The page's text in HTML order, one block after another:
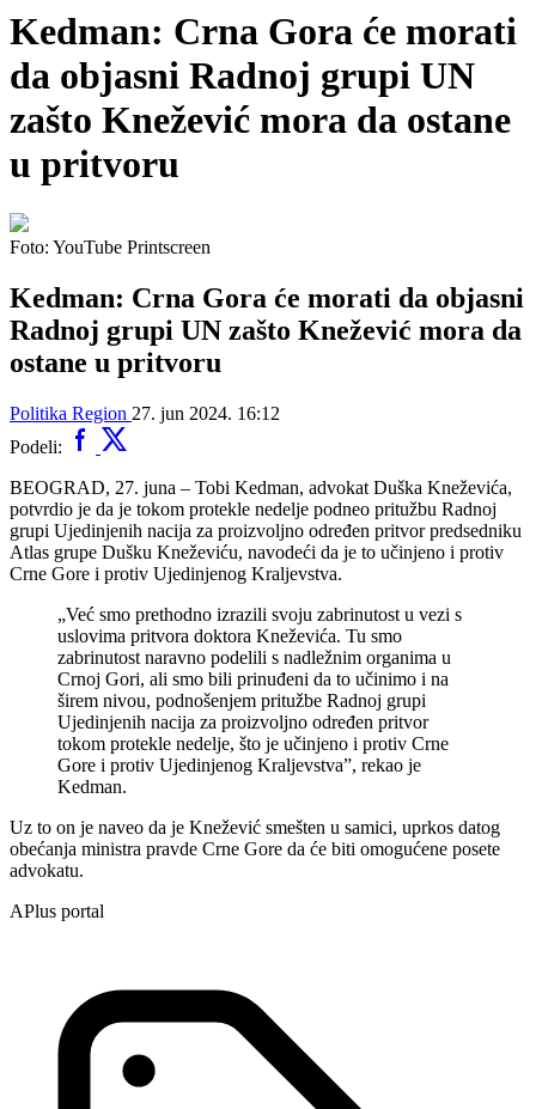
Kedman: Crna Gora će morati
da objasni Radnoj grupi UN
zašto Knežević mora da ostane
u pritvoru
Foto: YouTube Printscreen
Kedman: Crna Gora će morati da objasni
Radnoj grupi UN zašto Knežević mora da
ostane u pritvoru
Politika Region 27. jun 2024. 16:12
Podeli:
BEOGRAD, 27. juna – Tobi Kedman, advokat Duška Kneževića,
potvrdio je da je tokom protekle nedelje podneo pritužbu Radnoj
grupi Ujedinjenih nacija za proizvoljno određen pritvor predsedniku
Atlas grupe Dušku Kneževiću, navodeći da je to učinjeno i protiv
Crne Gore i protiv Ujedinjenog Kraljevstva.
„Već smo prethodno izrazili svoju zabrinutost u vezi s
uslovima pritvora doktora Kneževića. Tu smo
zabrinutost naravno podelili s nadležnim organima u
Crnoj Gori, ali smo bili prinuđeni da to učinimo i na
širem nivou, podnošenjem pritužbe Radnoj grupi
Ujedinjenih nacija za proizvoljno određen pritvor
tokom protekle nedelje, što je učinjeno i protiv Crne
Gore i protiv Ujedinjenog Kraljevstva”, rekao je
Kedman.
Uz to on je naveo da je Knežević smešten u samici, uprkos datog
obećanja ministra pravde Crne Gore da će biti omogućene posete
advokatu.
APlus portal